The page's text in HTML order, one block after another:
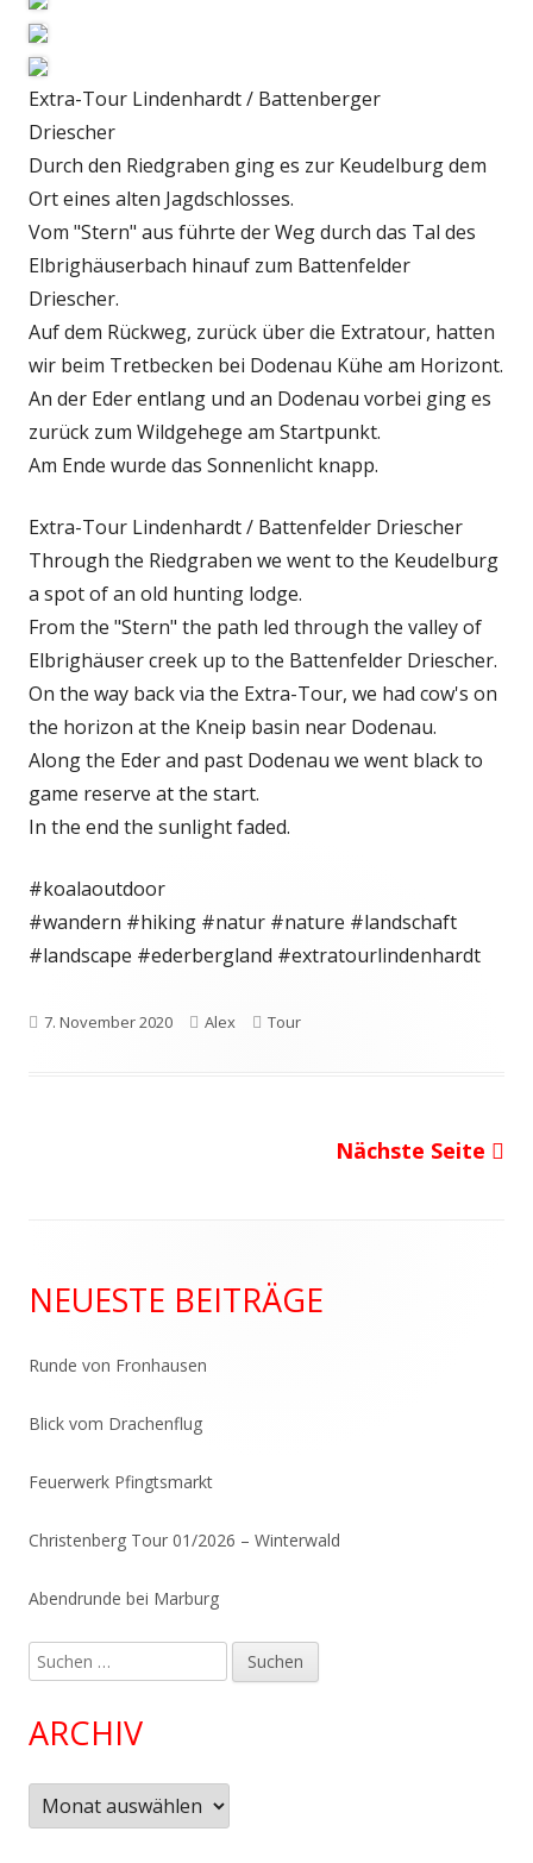
Extra-Tour Lindenhardt / Battenberger
Driescher
Durch den Riedgraben ging es zur Keudelburg dem
Ort eines alten Jagdschlosses.
Vom "Stern" aus führte der Weg durch das Tal des
Elbrighäuserbach hinauf zum Battenfelder
Driescher.
Auf dem Rückweg, zurück über die Extratour, hatten
wir beim Tretbecken bei Dodenau Kühe am Horizont.
An der Eder entlang und an Dodenau vorbei ging es
zurück zum Wildgehege am Startpunkt.
Am Ende wurde das Sonnenlicht knapp.
Extra-Tour Lindenhardt / Battenfelder Driescher
Through the Riedgraben we went to the Keudelburg
a spot of an old hunting lodge.
From the "Stern" the path led through the valley of
Elbrighäuser creek up to the Battenfelder Driescher.
On the way back via the Extra-Tour, we had cow's on
the horizon at the Kneip basin near Dodenau.
Along the Eder and past Dodenau we went black to
game reserve at the start.
In the end the sunlight faded.
#koalaoutdoor
#wandern #hiking #natur #nature #landschaft
#landscape #ederbergland #extratourlindenhardt
Veröffentlicht
7. November 2020 Autor
Alex Kategorien
Tour
Nächste Seite
Seitenleiste
NEUESTE BEITRÄGE
Runde von Fronhausen
Blick vom Drachenflug
Feuerwerk Pfingtsmarkt
Christenberg Tour 01/2026 – Winterwald
Abendrunde bei Marburg
Suchen
nach:
ARCHIV
Archiv